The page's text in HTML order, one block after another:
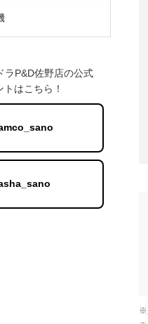
ラP&D佐野店の公式
はこちら！